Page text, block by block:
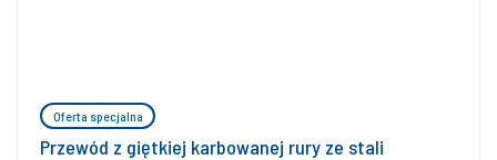
Oferta specjalna
Przewód z giętkiej karbowanej rury ze stali